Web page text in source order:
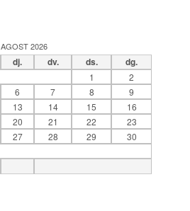
AGOST 2026
dj. dv. ds. dg.
1
2
6 7 8
9
13 14 15
16
20 21 22
23
27 28 29
30